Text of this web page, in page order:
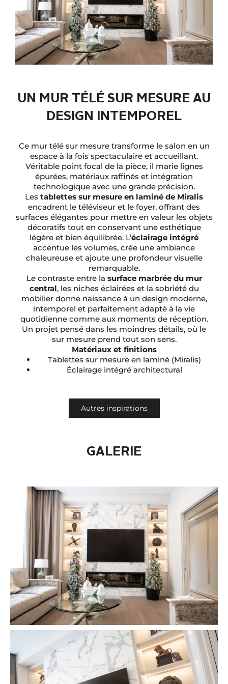
UN MUR TÉLÉ SUR MESURE AU
DESIGN INTEMPOREL
Ce mur télé sur mesure transforme le salon en un
espace à la fois spectaculaire et accueillant.
Véritable point focal de la pièce, il marie lignes
épurées, matériaux raffinés et intégration
technologique avec une grande précision.
Les tablettes sur mesure en laminé de Miralis
encadrent le téléviseur et le foyer, offrant des
surfaces élégantes pour mettre en valeur les objets
décoratifs tout en conservant une esthétique
légère et bien équilibrée. L’éclairage intégré
accentue les volumes, crée une ambiance
chaleureuse et ajoute une profondeur visuelle
remarquable.
Le contraste entre la surface marbrée du mur
central, les niches éclairées et la sobriété du
mobilier donne naissance à un design moderne,
intemporel et parfaitement adapté à la vie
quotidienne comme aux moments de réception.
Un projet pensé dans les moindres détails, où le
sur mesure prend tout son sens.
Matériaux et finitions
Tablettes sur mesure en laminé (Miralis)
Éclairage intégré architectural
Autres inspirations
GALERIE